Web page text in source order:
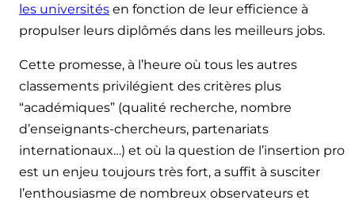
les universités en fonction de leur efficience à
propulser leurs diplômés dans les meilleurs jobs.
Cette promesse, à l’heure où tous les autres
classements privilégient des critères plus
“académiques” (qualité recherche, nombre
d’enseignants-chercheurs, partenariats
internationaux…) et où la question de l’insertion pro
est un enjeu toujours très fort, a suffit à susciter
l’enthousiasme de nombreux observateurs et